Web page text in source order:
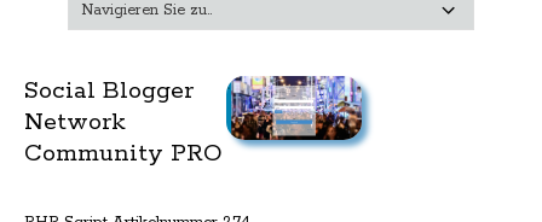
Social Blogger
Network
Community PRO